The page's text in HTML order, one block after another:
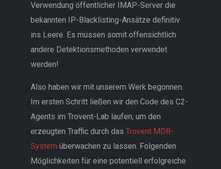
Verwendung öffentlicher IMAP-Server die
bekannten IP-Blacklisting-Ansätze definitiv
ins Leere. Es müssen somit offensichtlich
andere Detektionsmethoden verwendet
werden!
Also haben wir mit unserem Werk begonnen.
Im ersten Schritt ließen wir den Code des C2-
Agents im Trovent-Lab laufen, um den
erzeugten Traffic durch das Trovent MDR-
System überwachen zu lassen. Folgenden
Möglichkeiten für eine potentiell erfolgreiche